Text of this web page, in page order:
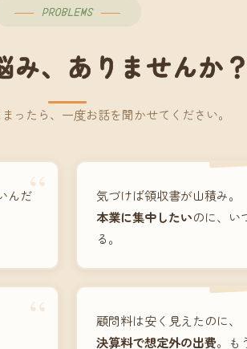
PROBLEMS
み、ありませんか？
ったら、一度お話を聞かせてください。
“
んだ
気づけば領収書が山積み。
本業に集中したいのに、い
る。
“
顧問料は安く見えたのに、
決算料で想定外の出費。も